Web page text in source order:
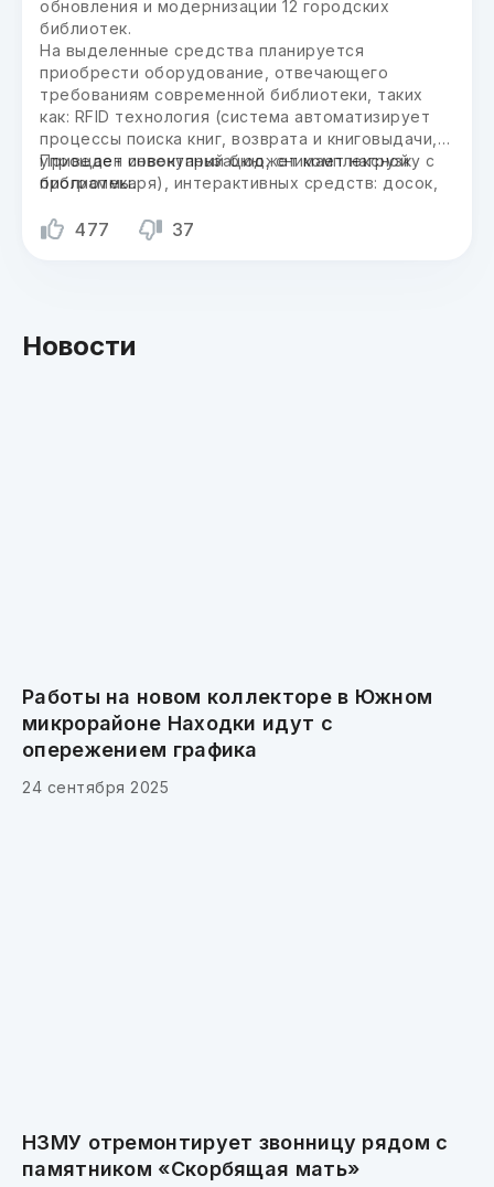
обновления и модернизации 12 городских
библиотек.
На выделенные средства планируется
приобрести оборудование, отвечающего
требованиям современной библиотеки, таких
как: RFID технология (система автоматизирует
процессы поиска книг, возврата и книговыдачи,
упрощает инвентаризацию, снимает нагрузку с
библиотекаря), интерактивных средств: досок,
обеспечения и др.
Приведен совокупный бюджет комплексной
программы.
477 37
Новости
Работы на новом коллекторе в Южном
микрорайоне Находки идут с
опережением графика
24 сентября 2025
НЗМУ отремонтирует звонницу рядом с
памятником «Скорбящая мать»